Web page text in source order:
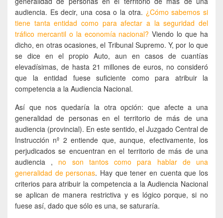
audiencia. Es decir, una cosa o la otra. ¿Cómo sabemos si
tiene tanta entidad como para afectar a la seguridad del
tráfico mercantil o la economía nacional? Viendo lo que ha
dicho, en otras ocasiones, el Tribunal Supremo. Y, por lo que
se dice en el propio Auto, aun en casos de cuantías
elevadísimas, de hasta 21 millones de euros, no consideró
que la entidad fuese suficiente como para atribuir la
competencia a la Audiencia Nacional.
Así que nos quedaría la otra opción: que afecte a una
generalidad de personas en el territorio de más de una
audiencia (provincial). En este sentido, el Juzgado Central de
Instrucción nº 2 entiende que, aunque, efectivamente, los
perjudicados se encuentran en el territorio de más de una
audiencia , no son tantos como para hablar de una
generalidad de personas. Hay que tener en cuenta que los
criterios para atribuir la competencia a la Audiencia Nacional
se aplican de manera restrictiva y es lógico porque, si no
fuese así, dado que sólo es una, se saturaría.